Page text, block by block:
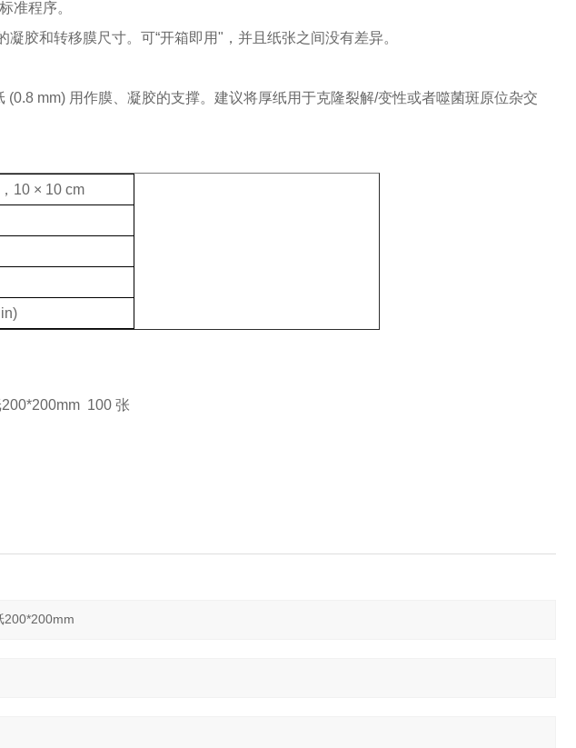
准程序。
凝胶和转移膜尺寸。可“开箱即用"，并且纸张之间没有差异。
(0.8 mm) 用作膜、凝胶的支撑。建议将厚纸用于克隆裂解/变性或者噬菌斑原位杂交
10 × 10 cm
100 张